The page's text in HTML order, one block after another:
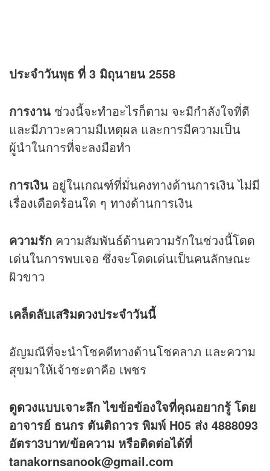
ประจำวันพุธ ที่ 3 มิถุนายน 2558
การงาน ช่วงนี้จะทำอะไรก็ตาม จะมีกำลังใจที่ดี
และมีภาวะความมีเหตุผล และการมีความเป็น
ผู้นำในการที่จะลงมือทำ
การเงิน อยู่ในเกณฑ์ที่มั่นคงทางด้านการเงิน ไม่มี
เรื่องเดือดร้อนใด ๆ ทางด้านการเงิน
ความรัก ความสัมพันธ์ด้านความรักในช่วงนี้โดด
เด่นในการพบเจอ ซึ่งจะโดดเด่นเป็นคนลักษณะ
ผิวขาว
เคล็ดลับเสริมดวงประจำวันนี้
อัญมณีที่จะนำโชคดีทางด้านโชคลาภ และความ
สุขมาให้เจ้าชะตาคือ เพชร
ดูดวงแบบเจาะลึก ไขข้อข้องใจที่คุณอยากรู้ โดย
อาจารย์ ธนกร ตันติถาวร พิมพ์ H05 ส่ง 4888093
อัตรา3บาท/ข้อความ หรือติดต่อได้ที่
tanakornsanook@gmail.com